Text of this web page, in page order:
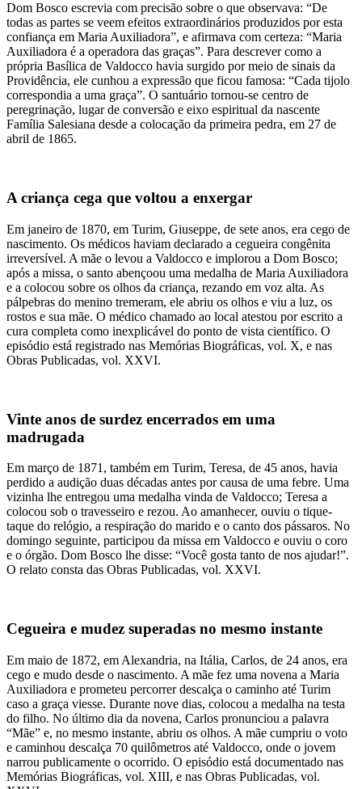
Dom Bosco escrevia com precisão sobre o que observava: “De
todas as partes se veem efeitos extraordinários produzidos por esta
confiança em Maria Auxiliadora”, e afirmava com certeza: “Maria
Auxiliadora é a operadora das graças”. Para descrever como a
própria Basílica de Valdocco havia surgido por meio de sinais da
Providência, ele cunhou a expressão que ficou famosa: “Cada tijolo
correspondia a uma graça”. O santuário tornou-se centro de
peregrinação, lugar de conversão e eixo espiritual da nascente
Família Salesiana desde a colocação da primeira pedra, em 27 de
abril de 1865.
A criança cega que voltou a enxergar
Em janeiro de 1870, em Turim, Giuseppe, de sete anos, era cego de
nascimento. Os médicos haviam declarado a cegueira congênita
irreversível. A mãe o levou a Valdocco e implorou a Dom Bosco;
após a missa, o santo abençoou uma medalha de Maria Auxiliadora
e a colocou sobre os olhos da criança, rezando em voz alta. As
pálpebras do menino tremeram, ele abriu os olhos e viu a luz, os
rostos e sua mãe. O médico chamado ao local atestou por escrito a
cura completa como inexplicável do ponto de vista científico. O
episódio está registrado nas Memórias Biográficas, vol. X, e nas
Obras Publicadas, vol. XXVI.
Vinte anos de surdez encerrados em uma
madrugada
Em março de 1871, também em Turim, Teresa, de 45 anos, havia
perdido a audição duas décadas antes por causa de uma febre. Uma
vizinha lhe entregou uma medalha vinda de Valdocco; Teresa a
colocou sob o travesseiro e rezou. Ao amanhecer, ouviu o tique-
taque do relógio, a respiração do marido e o canto dos pássaros. No
domingo seguinte, participou da missa em Valdocco e ouviu o coro
e o órgão. Dom Bosco lhe disse: “Você gosta tanto de nos ajudar!”.
O relato consta das Obras Publicadas, vol. XXVI.
Cegueira e mudez superadas no mesmo instante
Em maio de 1872, em Alexandria, na Itália, Carlos, de 24 anos, era
cego e mudo desde o nascimento. A mãe fez uma novena a Maria
Auxiliadora e prometeu percorrer descalça o caminho até Turim
caso a graça viesse. Durante nove dias, colocou a medalha na testa
do filho. No último dia da novena, Carlos pronunciou a palavra
“Mãe” e, no mesmo instante, abriu os olhos. A mãe cumpriu o voto
e caminhou descalça 70 quilômetros até Valdocco, onde o jovem
narrou publicamente o ocorrido. O episódio está documentado nas
Memórias Biográficas, vol. XIII, e nas Obras Publicadas, vol.